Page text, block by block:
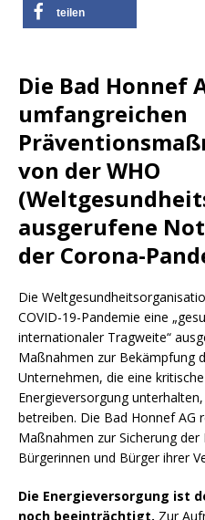
teilen
Die Bad Honnef
umfangreichen
von der WHO
ausgerufene
der Corona-
Die
COVID-19-Pandemie eine
internationaler Tragweite“
Maßnahmen zur Bekämpfung
Unternehmen, die eine
Energieversorgung
betreiben. Die Bad Honnef AG
Maßnahmen zur Sicherung
Bürgerinnen und Bürger ihrer
Die Energieversorgung ist
noch beeinträchtigt. Zur